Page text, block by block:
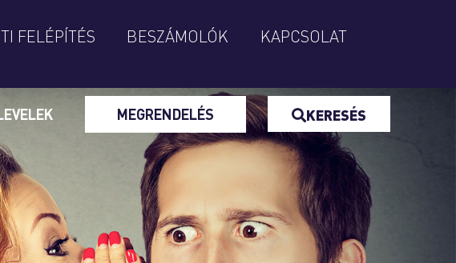
FELÉPÍTÉS BESZÁMOLÓK KAPCSOLAT
MEGRENDELÉS KERESÉS